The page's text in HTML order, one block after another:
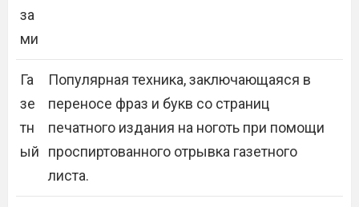
за
ми
Га
зе
тн
ый
Популярная техника, заключающаяся в
переносе фраз и букв со страниц
печатного издания на ноготь при помощи
проспиртованного отрывка газетного
листа.